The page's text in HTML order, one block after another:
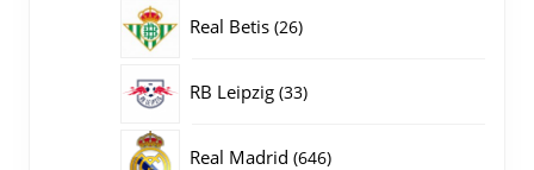
Real Betis 2626
RB Leipzig 3333
Real Madrid 646646